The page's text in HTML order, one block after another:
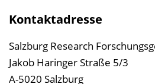
Kontaktadresse
Salzburg Research
Jakob Haringer Straße 5/3
A-5020 Salzburg